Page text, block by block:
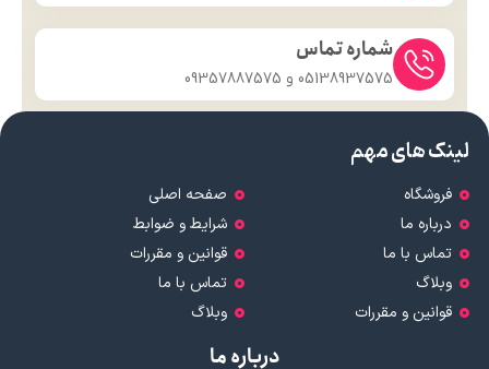
شماره تماس
05138937575 و 09357887575
لینک های مهم
فروشگاه
درباره ما
تماس با ما
وبلاگ
قوانین و مقررات
صفحه اصلی
شرایط و ضوابط
قوانین و مقررات
تماس با ما
وبلاگ
درباره ما